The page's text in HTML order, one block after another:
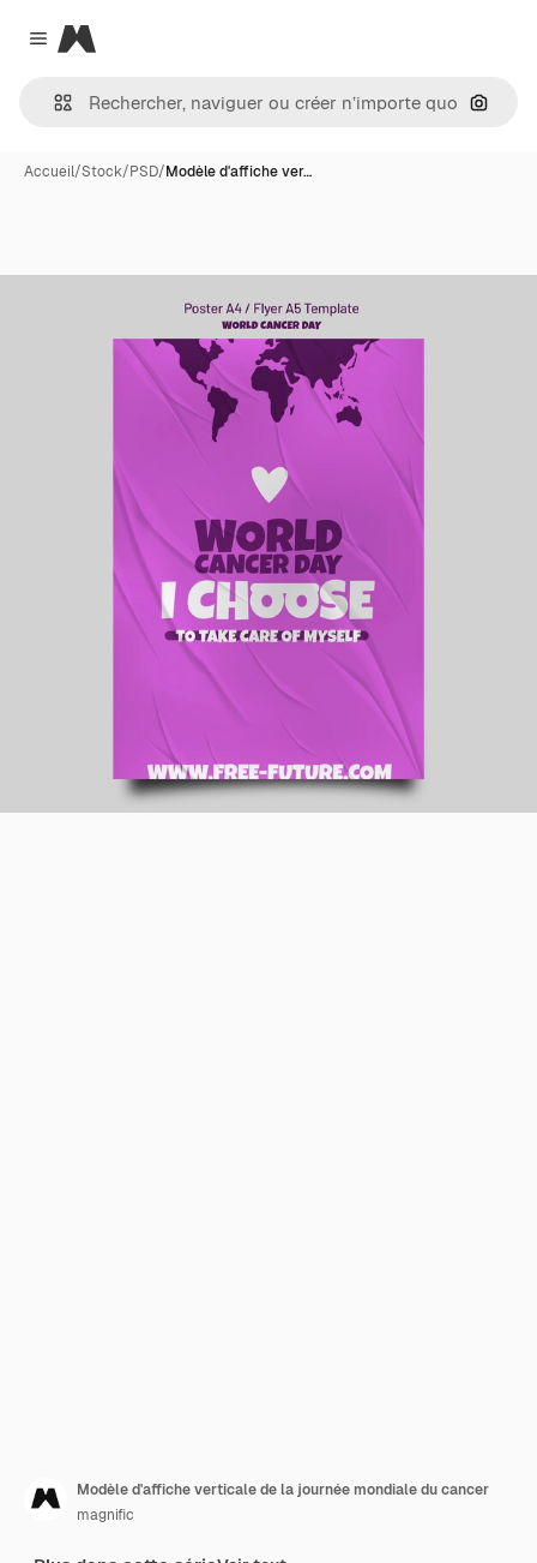
Close menu
Magnific
Accueil/Stock/PSD/Modèle d'affiche ver…
Modèle d'affiche verticale de la journée mondiale du cancer
magnific